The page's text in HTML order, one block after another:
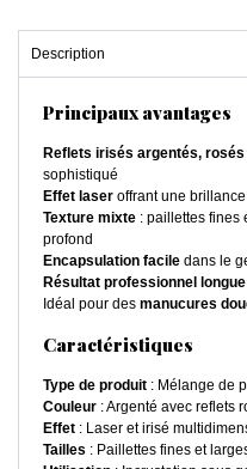
Description
Principaux avantages
Reflets irisés argentés,
sophistiqué
Effet laser offrant une
Texture mixte : paillettes fines
profond
Encapsulation facile dans le
Résultat professionnel
Idéal pour des manucures
Caractéristiques
Type de produit : Mélange de
Couleur : Argenté avec reflets
Effet : Laser et irisé
Tailles : Paillettes fines et